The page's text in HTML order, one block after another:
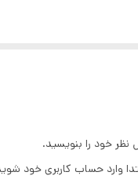
خود را بنویسید.
وارد حساب کاربری خود